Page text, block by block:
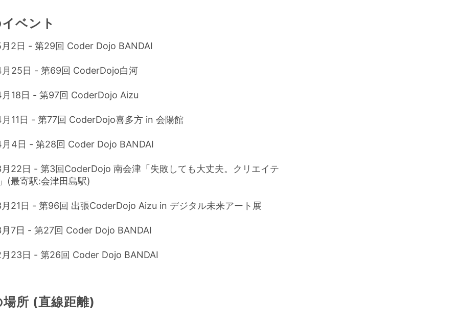
ベント
2日 - 第29回 Coder Dojo BANDAI
25日 - 第69回 CoderDojo白河
18日 - 第97回 CoderDojo Aizu
11日 - 第77回 CoderDojo喜多方 in 会陽館
4日 - 第28回 Coder Dojo BANDAI
22日 - 第3回CoderDojo 南会津「失敗しても大丈夫。クリエイテ
(最寄駅:会津田島駅)
21日 - 第96回 出張CoderDojo Aizu in デジタル未来アート展
7日 - 第27回 Coder Dojo BANDAI
23日 - 第26回 Coder Dojo BANDAI
場所 (直線距離)